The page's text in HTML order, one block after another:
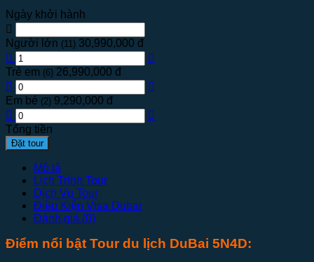
Ngày khởi hành
Người lớn (11) 30,990,000 đ
Trẻ em (6) 26,990,000 đ
Em bé (2) 9,290,000 đ
Tổng tiền
Đặt tour
Mô tả
Lịch Trình Tour
Dịch Vụ Tour
Điều Kiện Visa Dubai
Đánh giá (0)
Điểm nổi bật Tour du lịch DuBai 5N4D: